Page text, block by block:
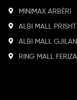
MINIMAX ARBËRI
ALBI MALL
ALBI MALL GJILAN
RING MALL